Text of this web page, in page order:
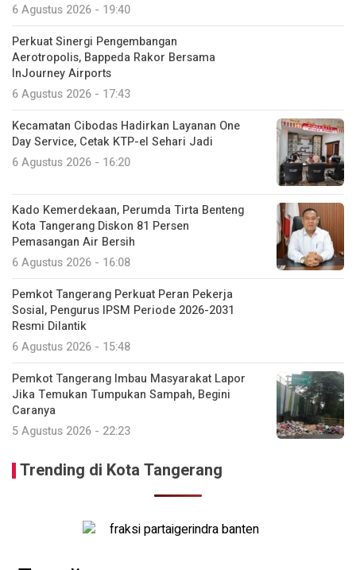
6 Agustus 2026 - 19:40
Perkuat Sinergi Pengembangan
Aerotropolis, Bappeda Rakor Bersama
InJourney Airports
6 Agustus 2026 - 17:43
Kecamatan Cibodas Hadirkan Layanan One
Day Service, Cetak KTP-el Sehari Jadi
6 Agustus 2026 - 16:20
Kado Kemerdekaan, Perumda Tirta Benteng
Kota Tangerang Diskon 81 Persen
Pemasangan Air Bersih
6 Agustus 2026 - 16:08
Pemkot Tangerang Perkuat Peran Pekerja
Sosial, Pengurus IPSM Periode 2026-2031
Resmi Dilantik
6 Agustus 2026 - 15:48
Pemkot Tangerang Imbau Masyarakat Lapor
Jika Temukan Tumpukan Sampah, Begini
Caranya
5 Agustus 2026 - 22:23
Trending di Kota Tangerang